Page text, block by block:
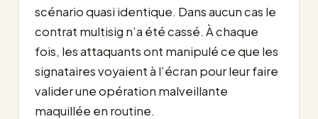
scénario quasi identique. Dans aucun cas le
contrat multisig n’a été cassé. À chaque
fois, les attaquants ont manipulé ce que les
signataires voyaient à l’écran pour leur faire
valider une opération malveillante
maquillée en routine.